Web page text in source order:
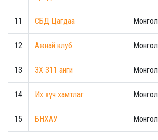
11 СБД Цагдаа Монгол
12 Ажнай клуб Монгол
13 ЗХ 311 анги Монгол
14 Их хүч хамтлаг Монгол
15 БНХАУ Монгол